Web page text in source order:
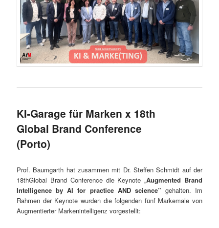
KI-Garage für Marken x 18th
Global Brand Conference
(Porto)
Prof. Baumgarth hat zusammen mit Dr. Steffen Schmidt auf der
18thGlobal Brand Conference die Keynote „Augmented Brand
Intelligence by AI for practice AND science” gehalten. Im
Rahmen der Keynote wurden die folgenden fünf Markemale von
Augmentierter Markenintelligenz vorgestellt: